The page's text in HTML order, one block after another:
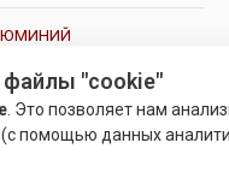
файлы "cookie"
. Это позволяет нам
(с помощью данных